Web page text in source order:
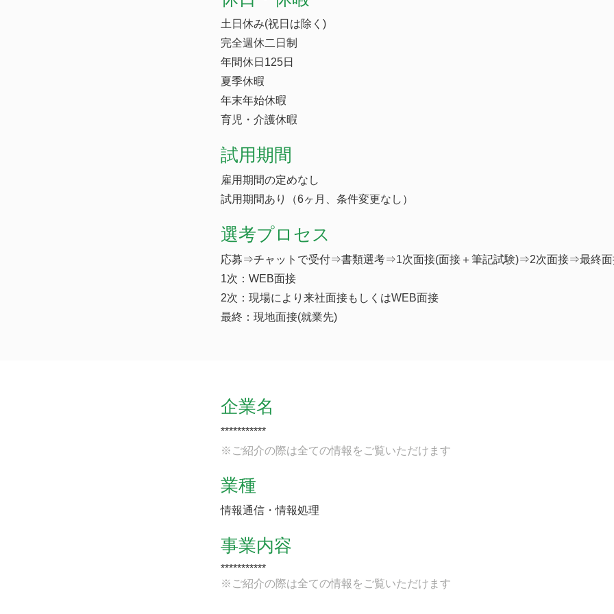
土日休み(祝日は除く)
完全週休二日制
年間休日125日
夏季休暇
年末年始休暇
育児・介護休暇
試用期間
雇用期間の定めなし
試用期間あり（6ヶ月、条件変更なし）
選考プロセス
応募⇒チャットで受付⇒書類選考⇒1次面接(面接＋筆記試験)⇒2次面接⇒最終
1次：WEB面接
2次：現場により来社面接もしくはWEB面接
最終：現地面接(就業先)
企業名
***********
※ご紹介の際は全ての情報をご覧いただけます
業種
情報通信・情報処理
事業内容
***********
※ご紹介の際は全ての情報をご覧いただけます